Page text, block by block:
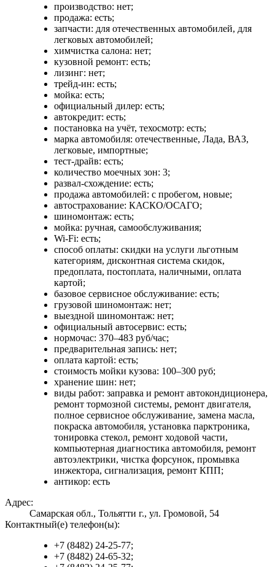
производство: нет;
продажа: есть;
запчасти: для отечественных автомобилей, для
легковых автомобилей;
химчистка салона: нет;
кузовной ремонт: есть;
лизинг: нет;
трейд-ин: есть;
мойка: есть;
официальный дилер: есть;
автокредит: есть;
постановка на учёт, техосмотр: есть;
марка автомобиля: отечественные, Лада, ВАЗ,
легковые, импортные;
тест-драйв: есть;
количество моечных зон: 3;
развал-схождение: есть;
продажа автомобилей: с пробегом, новые;
автострахование: КАСКО/ОСАГО;
шиномонтаж: есть;
мойка: ручная, самообслуживания;
Wi-Fi: есть;
способ оплаты: скидки на услуги льготным
категориям, дисконтная система скидок,
предоплата, постоплата, наличными, оплата
картой;
базовое сервисное обслуживание: есть;
грузовой шиномонтаж: нет;
выездной шиномонтаж: нет;
официальный автосервис: есть;
нормочас: 370–483 руб/час;
предварительная запись: нет;
оплата картой: есть;
стоимость мойки кузова: 100–300 руб;
хранение шин: нет;
виды работ: заправка и ремонт автокондиционера,
ремонт тормозной системы, ремонт двигателя,
полное сервисное обслуживание, замена масла,
покраска автомобиля, установка парктроника,
тонировка стекол, ремонт ходовой части,
компьютерная диагностика автомобиля, ремонт
автоэлектрики, чистка форсунок, промывка
инжектора, сигнализация, ремонт КПП;
антикор: есть
Адрес:
Самарская обл., Тольятти г., ул. Громовой, 54
Контактный(е) телефон(ы):
+7 (8482) 24-25-77;
+7 (8482) 24-65-32;